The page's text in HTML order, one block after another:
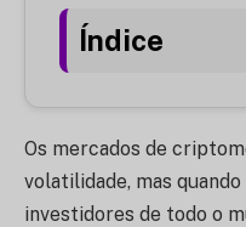
Índice
Os mercados de
volatilidade, mas
investidores de todo o